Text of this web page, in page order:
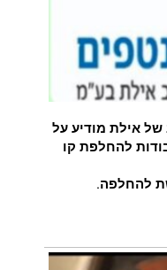
של אילת מודיע על
להחלפת קו
להחלפה.